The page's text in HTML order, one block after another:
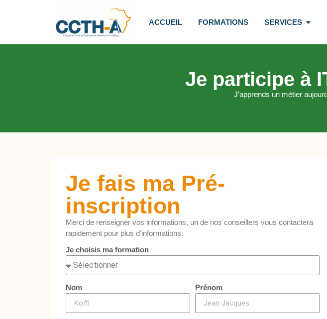
ACCUEIL FORMATIONS SERVICES
Je participe à
J’apprends un métier
Je fais ma Pré-
inscription
Merci de renseigner vos informations, un de nos conseillers vous contactera
rapidement pour plus d’informations.
Je choisis ma formation
Nom Prénom